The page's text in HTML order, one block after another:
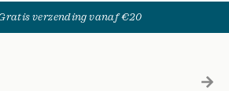
verzending vanaf €20